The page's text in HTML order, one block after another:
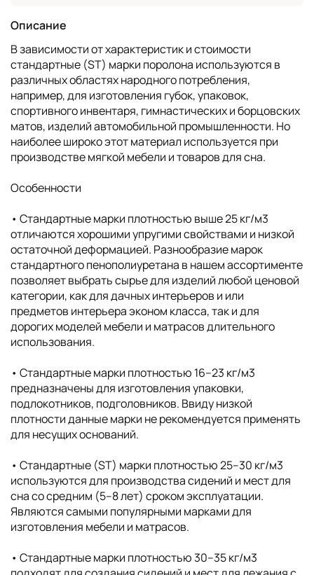
Описание
В зависимости от характеристик и стоимости
стандартные (ST) марки поролона используются в
различных областях народного потребления,
например, для изготовления губок, упаковок,
спортивного инвентаря, гимнастических и борцовских
матов, изделий автомобильной промышленности. Но
наиболее широко этот материал используется при
производстве мягкой мебели и товаров для сна.
Особенности
• Cтандартные марки плотностью выше 25 кг/м3
отличаются хорошими упругими свойствами и низкой
остаточной деформацией. Разнообразие марок
стандартного пенополиуретана в нашем ассортименте
позволяет выбрать сырье для изделий любой ценовой
категории, как для дачных интерьеров и или
предметов интерьера эконом класса, так и для
дорогих моделей мебели и матрасов длительного
использования.
• Cтандартные марки плотностью 16–23 кг/м3
предназначены для изготовления упаковки,
подлокотников, подголовников. Ввиду низкой
плотности данные марки не рекомендуется применять
для несущих оснований.
• Стандартные (ST) марки плотностью 25–30 кг/м3
используются для производства сидений и мест для
сна со средним (5–8 лет) сроком эксплуатации.
Являются самыми популярными марками для
изготовления мебели и матрасов.
• Стандартные марки плотностью 30–35 кг/м3